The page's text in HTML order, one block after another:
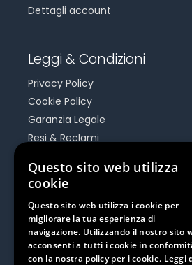
Dettagli account
Leggi & Condizioni
Privacy Policy
Cookie Policy
Garanzia Legale
Resi & Reclami
Be Social
Seguici e rimani aggiornato su
e iniziative.
Questo sito web utilizza
cookie
Questo sito web utilizza i cookie per
migliorare la tua esperienza di
navigazione. Utilizzando il nostro sito
acconsenti a tutti i cookie in
con la nostra policy per i cookie. Leggi